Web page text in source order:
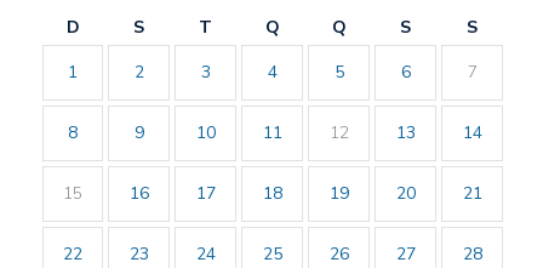
D S T Q Q S
S
1
2 3 4 5 6 7
8 9 10 11 12 13 14
15 16 17 18 19 20 21
22 23 24 25 26 27 28